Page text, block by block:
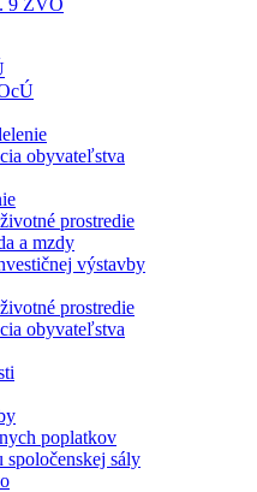
9 ZVO
obyvateľstva
prostredie
a mzdy
výstavby
prostredie
obyvateľstva
poplatkov
spoločenskej sály